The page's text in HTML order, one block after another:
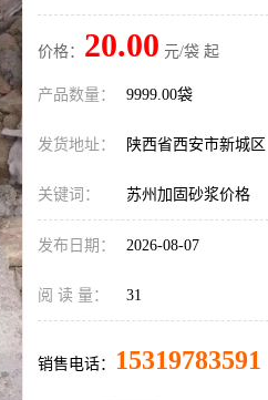
价格： 20.00 元/袋 起
产品数量： 9999.00袋
发货地址： 陕西省西安市新城区
关键词： 苏州加固砂浆价格
发布日期： 2026-08-07
阅 读 量： 31
销售电话： 15319783591